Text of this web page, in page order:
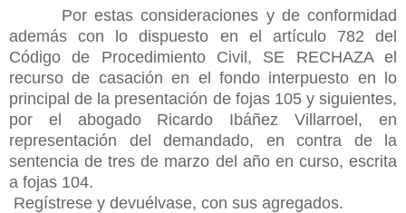
Por estas consideraciones y de conformidad
además con lo dispuesto en el artículo 782 del
Código de Procedimiento Civil, SE RECHAZA el
recurso de casación en el fondo interpuesto en lo
principal de la presentación de fojas 105 y siguientes,
por el abogado Ricardo Ibáñez Villarroel, en
representación del demandado, en contra de la
sentencia de tres de marzo del año en curso, escrita
a fojas 104.
Regístrese y devuélvase, con sus agregados.